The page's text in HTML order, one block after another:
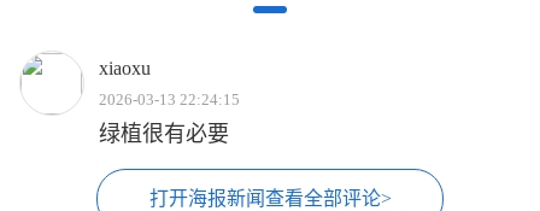
xiaoxu
2026-03-13 22:24:15
绿植很有必要
打开海报新闻查看全部评论>